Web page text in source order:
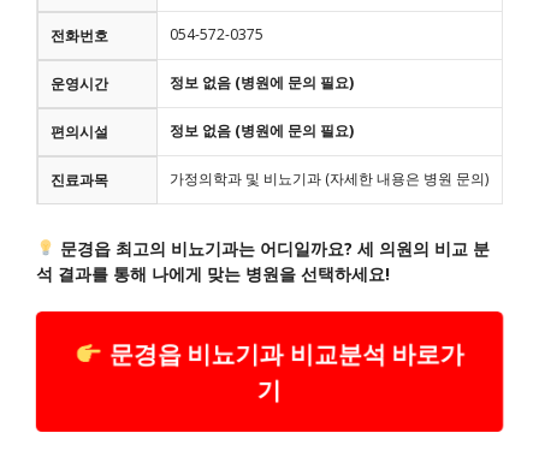
전화번호 054-572-0375
운영시간 정보 없음 (병원에 문의 필요)
편의시설 정보 없음 (병원에 문의 필요)
진료과목 가정의학과 및 비뇨기과 (자세한 내용은 병원 문의)
문경읍 최고의 비뇨기과는 어디일까요? 세 의원의 비교 분
석 결과를 통해 나에게 맞는 병원을 선택하세요!
문경읍 비뇨기과 비교분석 바로가
기